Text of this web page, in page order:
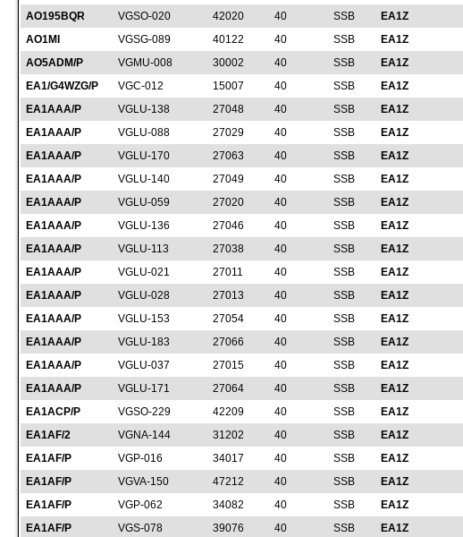
AO195BQR
VGSO-020 42020 40 SSB EA1Z
AO1MI
VGSG-089 40122 40 SSB EA1Z
AO5ADM/P
VGMU-008 30002 40 SSB EA1Z
EA1/G4WZG/P
VGC-012 15007 40 SSB EA1Z
EA1AAA/P
VGLU-138 27048 40 SSB EA1Z
EA1AAA/P
VGLU-088 27029 40 SSB EA1Z
EA1AAA/P
VGLU-170 27063 40 SSB EA1Z
EA1AAA/P
VGLU-140 27049 40 SSB EA1Z
EA1AAA/P
VGLU-059 27020 40 SSB EA1Z
EA1AAA/P
VGLU-136 27046 40 SSB EA1Z
EA1AAA/P
VGLU-113 27038 40 SSB EA1Z
EA1AAA/P
VGLU-021 27011 40 SSB EA1Z
EA1AAA/P
VGLU-028 27013 40 SSB EA1Z
EA1AAA/P
VGLU-153 27054 40 SSB EA1Z
EA1AAA/P
VGLU-183 27066 40 SSB EA1Z
EA1AAA/P
VGLU-037 27015 40 SSB EA1Z
EA1AAA/P
VGLU-171 27064 40 SSB EA1Z
EA1ACP/P
VGSO-229 42209 40 SSB EA1Z
EA1AF/2
VGNA-144 31202 40 SSB EA1Z
EA1AF/P
VGP-016 34017 40 SSB EA1Z
EA1AF/P
VGVA-150 47212 40 SSB EA1Z
EA1AF/P
VGP-062 34082 40 SSB EA1Z
EA1AF/P
VGS-078 39076 40 SSB EA1Z